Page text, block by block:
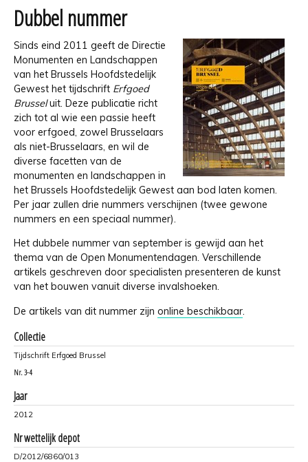
Dubbel nummer
Sinds eind 2011 geeft de Directie
Monumenten en Landschappen
van het Brussels Hoofdstedelijk
Gewest het tijdschrift Erfgoed
Brusseluit. Deze publicatie richt
zich tot al wie een passie heeft
voor erfgoed, zowel Brusselaars
als niet-Brusselaars, en wil de
diverse facetten van de
monumenten en landschappen in
het Brussels Hoofdstedelijk Gewest aan bod laten komen.
Per jaar zullen drie nummers verschijnen (twee gewone
nummers en een speciaal nummer).
Het dubbele nummer van september is gewijd aan het
thema van de Open Monumentendagen. Verschillende
artikels geschreven door specialisten presenteren de kunst
van het bouwen vanuit diverse invalshoeken.
De artikels van dit nummer zijn online beschikbaar
Collectie
Tijdschrift Erfgoed Brussel
Nr. 3-4
Jaar
2012
Nr wettelijk depot
D/2012/6860/013